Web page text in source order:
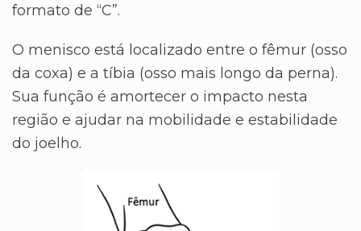
formato de “C”.
O menisco está localizado entre o fêmur (osso
da coxa) e a tíbia (osso mais longo da perna).
Sua função é amortecer o impacto nesta
região e ajudar na mobilidade e estabilidade
do joelho.